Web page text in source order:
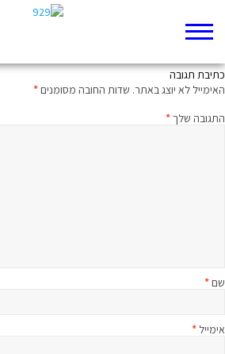
כתיבת תגובה
האימייל לא יוצג באתר. שדות החובה מסומנים*
התגובה שלך*
שם*
אימייל *